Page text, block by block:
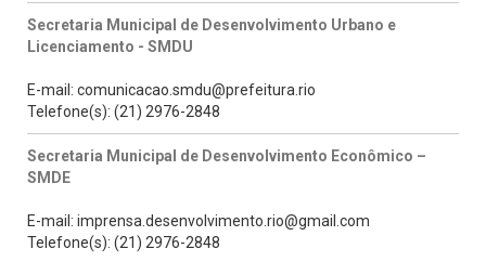
Secretaria Municipal de Desenvolvimento Urbano e
Licenciamento - SMDU
E-mail: comunicacao.smdu@prefeitura.rio
Telefone(s): (21) 2976-2848
Secretaria Municipal de Desenvolvimento Econômico –
SMDE
E-mail: imprensa.desenvolvimento.rio@gmail.com
Telefone(s): (21) 2976-2848